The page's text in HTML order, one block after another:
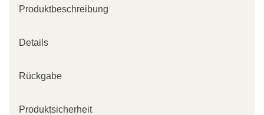
Produktbeschreibung
Details
Rückgabe
Produktsicherheit